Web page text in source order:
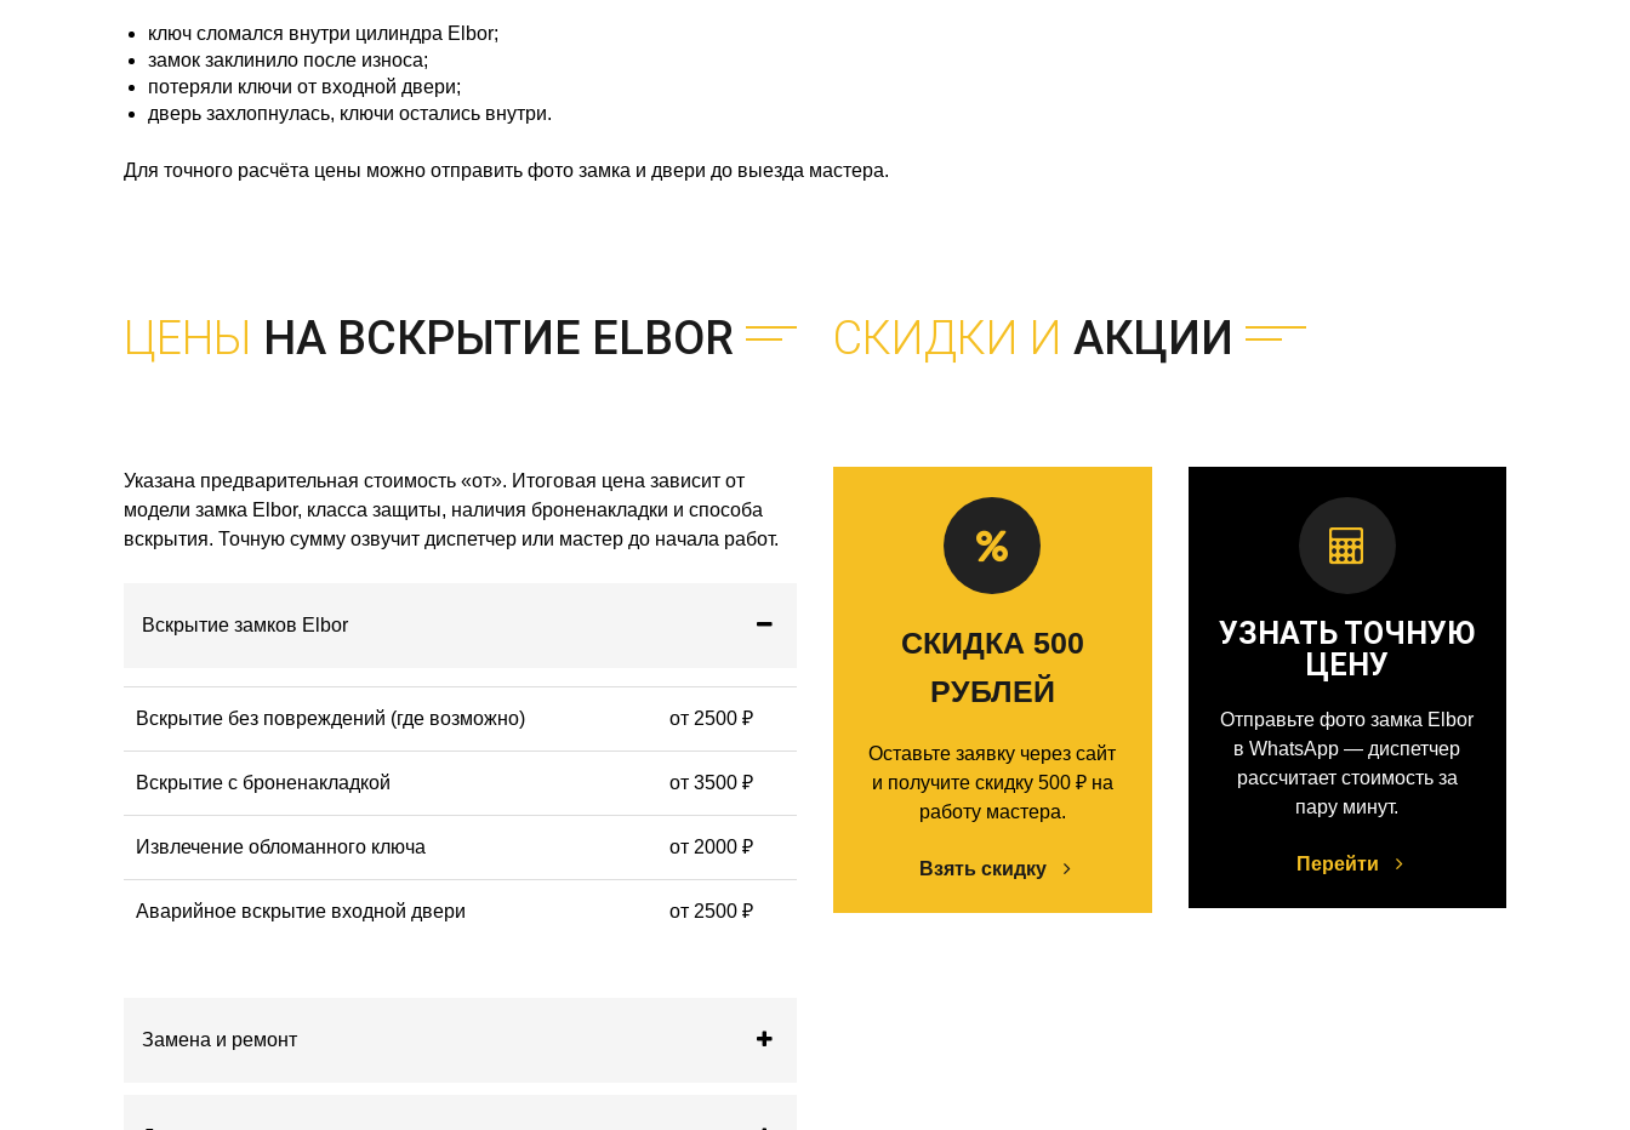
ключ сломался внутри цилиндра Elbor;
замок заклинило после износа;
потеряли ключи от входной двери;
дверь захлопнулась, ключи остались внутри.
Для точного расчёта цены можно отправить фото замка и двери до выезда мастера.
ЦЕНЫ НА ВСКРЫТИЕ ELBOR
Указана предварительная стоимость «от». Итоговая цена зависит от
модели замка Elbor, класса защиты, наличия броненакладки и способа
вскрытия. Точную сумму озвучит диспетчер или мастер до начала работ.
Вскрытие замков Elbor
Вскрытие без повреждений (где возможно) от 2500 ₽
Вскрытие с броненакладкой от 3500 ₽
Извлечение обломанного ключа от 2000 ₽
Аварийное вскрытие входной двери от 2500 ₽
Замена и ремонт
СКИДКИ И АКЦИИ
СКИДКА 500
РУБЛЕЙ
Оставьте заявку через сайт
и получите скидку 500 ₽ на
работу мастера.
Взять скидку
УЗНАТЬ ТОЧНУЮ
ЦЕНУ
Отправьте фото замка Elbor
в WhatsApp — диспетчер
рассчитает стоимость за
пару минут.
Перейти